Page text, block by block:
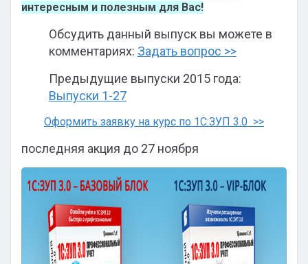
интересным и полезным для Вас!
Обсудить данный выпуск вы можете в
комментариях: Задать вопрос >>
Предыдущие выпуски 2015 года:
Выпуски 1-27
Оформить заявку на курс по 1С:ЗУП 3.0 >>
последняя акция до 27 ноября